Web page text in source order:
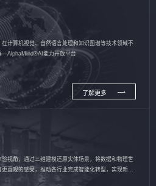
计算机视觉、自然语言处理和知识图谱等技术领域不
—AlphaMind®AI能力开放平台
了解更多
视角，通过三维建模还原实体场景，将数据和物理世
直观的感受，推动各行业完成智能化转型，实现新旧